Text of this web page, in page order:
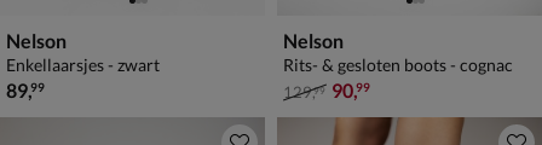
Nelson
Enkellaarsjes - zwart
€ 89,99
89,99
Nelson
Rits- & gesloten boots - cognac
van € 129,99 voor € 90,99
129,99 90,99